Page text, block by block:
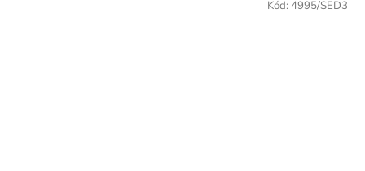
Kód: 4995/SED3